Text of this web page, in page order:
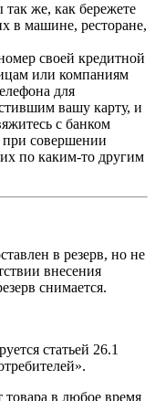
так же, как бережете
в машине, ресторане,
своей кредитной
или компаниям
для
вашу карту, и
с банком
при совершении
по каким-то другим
в резерв, но не
внесения
снимается.
статьей 26.1
товара в любое время